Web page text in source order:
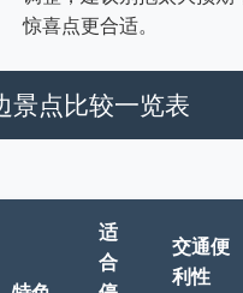
惊喜点更合适。
景点比较一览表
适
合
交通便
利性